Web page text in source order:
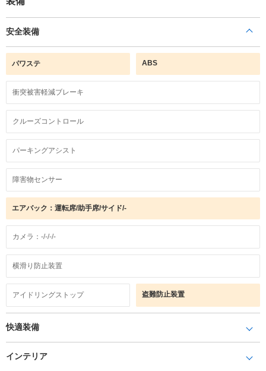
安全装備
パワステ ABS
衝突被害軽減ブレーキ
クルーズコントロール
パーキングアシスト
障害物センサー
エアバック：運転席/助手席/サイド/-
カメラ：-/-/-/-
横滑り防止装置
アイドリングストップ 盗難防止装置
快適装備
インテリア